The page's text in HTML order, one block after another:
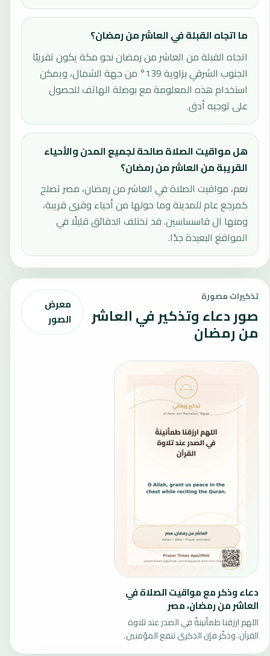
ما اتجاه القبلة في العاشر من رمضان؟
اتجاه القبلة من العاشر من رمضان نحو مكة يكون تقريبًا
الجنوب الشرقي بزاوية 139° من جهة الشمال، ويمكن
استخدام هذه المعلومة مع بوصلة الهاتف للحصول
على توجيه أدق.
هل مواقيت الصلاة صالحة لجميع المدن والأحياء
القريبة من العاشر من رمضان؟
نعم، مواقيت الصلاة في العاشر من رمضان، مصر تصلح
كمرجع عام للمدينة وما حولها من أحياء وقرى قريبة،
ومنها ال قاسساسين. قد تختلف الدقائق قليلًا في
المواقع البعيدة جدًا.
تذكيرات مصورة
صور دعاء وتذكير في العاشر
من رمضان
معرض
الصور
دعاء وذكر مع مواقيت الصلاة في
العاشر من رمضان، مصر
اللهم ارزقنا طمأنينةً في الصدر عند تلاوة
القرآن. وذكّر فإن الذكرى تنفع المؤمنين.